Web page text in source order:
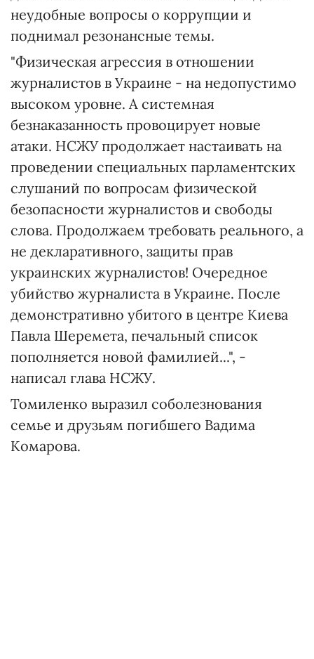
неудобные вопросы о коррупции и
поднимал резонансные темы.
"Физическая агрессия в отношении
журналистов в Украине - на недопустимо
высоком уровне. А системная
безнаказанность провоцирует новые
атаки. НСЖУ продолжает настаивать на
проведении специальных парламентских
слушаний по вопросам физической
безопасности журналистов и свободы
слова. Продолжаем требовать реального, а
не декларативного, защиты прав
украинских журналистов! Очередное
убийство журналиста в Украине. После
демонстративно убитого в центре Киева
Павла Шеремета, печальный список
пополняется новой фамилией...", -
написал глава НСЖУ.
Томиленко выразил соболезнования
семье и друзьям погибшего Вадима
Комарова.